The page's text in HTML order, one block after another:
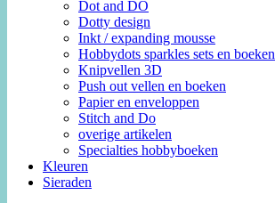
Dot and DO
Dotty design
Inkt / expanding mousse
Hobbydots sparkles sets en boeken
Knipvellen 3D
Push out vellen en boeken
Papier en enveloppen
Stitch and Do
overige artikelen
Specialties hobbyboeken
Kleuren
Sieraden